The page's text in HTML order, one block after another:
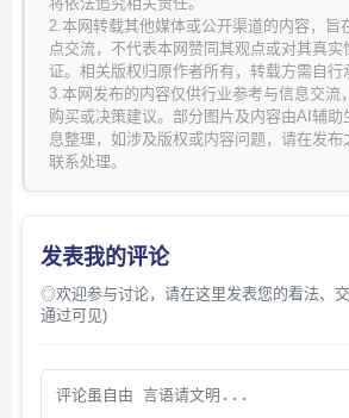
2.本网转载其他媒体或公开渠道的内容，旨
点交流，不代表本网赞同其观点或对其真
证。相关版权归原作者所有，转载方需自行
3.本网发布的内容仅供行业参考与信息交流
购买或决策建议。部分图片及内容由AI辅
息整理，如涉及版权或内容问题，请在发布
联系处理。
发表我的评论
◎欢迎参与讨论，请在这里发表您的看法、
通过可见)